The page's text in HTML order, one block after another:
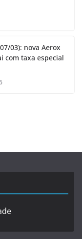
03): nova Aerox
com taxa especial